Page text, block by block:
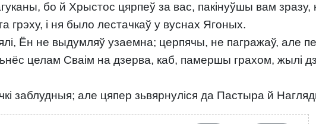
бо й Хрыстос цярпеў за вас, пакінуўшы вам
грэху, і ня было лестачкаў у вуснах Ягоных.
Ён не выдумляў узаемна; церпячы, не пагражаў, але
целам Сваім на дзерва, каб, памершы грахом, жылі
заблудныя; але цяпер зьвярнуліся да Пастыра й